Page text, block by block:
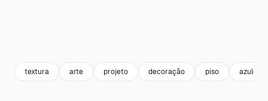
textura arte projeto decoração piso azulejo